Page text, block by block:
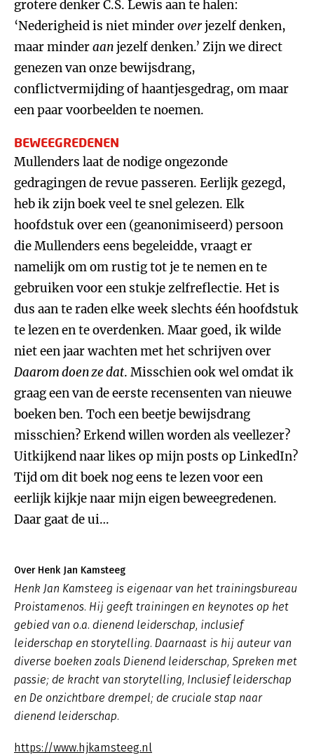
grotere denker C.S. Lewis aan te halen:
‘Nederigheid is niet minderoverjezelf denken,
maar minderaanjezelf denken.’ Zijn we direct
genezen van onze bewijsdrang,
conflictvermijding of haantjesgedrag, om maar
een paar voorbeelden te noemen.
BEWEEGREDENEN
Mullenders laat de nodige ongezonde
gedragingen de revue passeren. Eerlijk gezegd,
heb ik zijn boek veel te snel gelezen. Elk
hoofdstuk over een (geanonimiseerd) persoon
die Mullenders eens begeleidde, vraagt er
namelijk om om rustig tot je te nemen en te
gebruiken voor een stukje zelfreflectie. Het is
dus aan te raden elke week slechts één hoofdstuk
te lezen en te overdenken. Maar goed, ik wilde
niet een jaar wachten met het schrijven over
Daarom doen ze dat. Misschien ook wel omdat ik
graag een van de eerste recensenten van nieuwe
boeken ben. Toch een beetje bewijsdrang
misschien? Erkend willen worden als veellezer?
Uitkijkend naar likes op mijn posts op LinkedIn?
Tijd om dit boek nog eens te lezen voor een
eerlijk kijkje naar mijn eigen beweegredenen.
Daar gaat de ui…
Over Henk Jan Kamsteeg
Henk Jan Kamsteeg is eigenaar van het trainingsbureau
Proistamenos. Hij geeft trainingen en keynotes op het
gebied van o.a. dienend leiderschap, inclusief
leiderschap en storytelling. Daarnaast is hij auteur van
diverse boeken zoals Dienend leiderschap, Spreken met
passie; de kracht van storytelling, Inclusief leiderschap
en De onzichtbare drempel; de cruciale stap naar
dienend leiderschap.
https://www.hjkamsteeg.nl